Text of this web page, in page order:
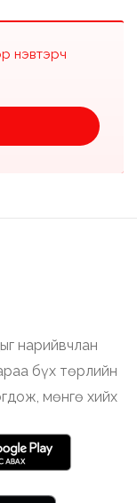
нэвтэрч
нарийвчлан
бүх төрлийн
мөнгө хийх